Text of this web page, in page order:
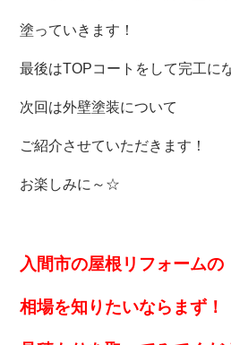
塗っていきます！
最後はTOPコートをして完工に
次回は外壁塗装について
ご紹介させていただきます！
お楽しみに～☆
入間市の屋根リフォームの
相場を知りたいなら まず！